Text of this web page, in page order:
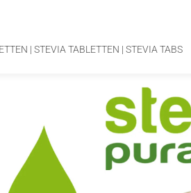
| STEVIA TABLETTEN | STEVIA TABS